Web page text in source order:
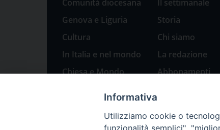
Comunità diocesana
Genova e Liguria
Cultura
In Italia e nel mondo
Chiesa e Mondo
Natale 2023: presepi
Il settimanale
Storia
Chi siamo
La redazione
Abbonamenti
Informativa
Utilizziamo cookie o